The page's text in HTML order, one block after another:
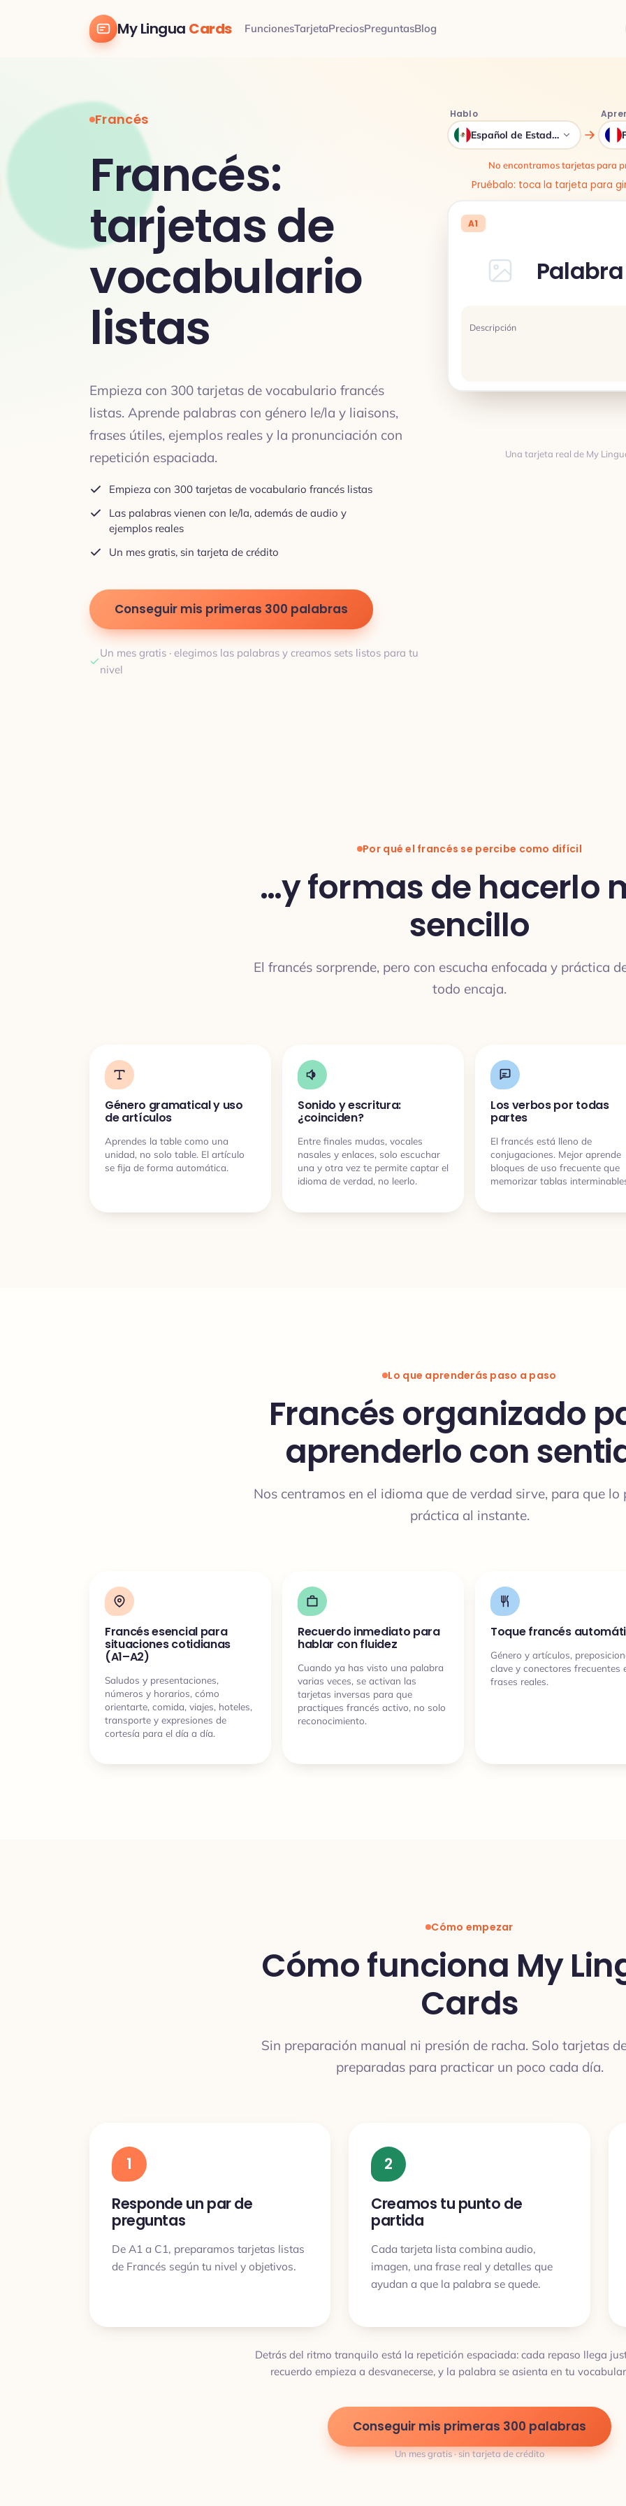
My Lingua Cards FuncionesTarjetaPreciosPreguntasBlog
Francés
Francés:
tarjetas de
vocabulario
listas
Empieza con 300 tarjetas de vocabulario francés
listas. Aprende palabras con género le/la y liaisons,
frases útiles, ejemplos reales y la pronunciación con
repetición espaciada.
Empieza con 300 tarjetas de vocabulario francés listas
Las palabras vienen con le/la, además de audio y
ejemplos reales
Un mes gratis, sin tarjeta de crédito
Conseguir mis primeras 300 palabras
Un mes gratis · elegimos las palabras y creamos sets listos para tu
nivel
Hablo
Español de Estados Unidos
No encontramos tarjetas para
Pruébalo: toca la tarjeta para
A1
Palabra
Descripción
Una tarjeta real de My
Por qué el francés se percibe como difícil
…y formas de hacerlo
sencillo
El francés sorprende, pero con escucha enfocada y práctica
todo encaja.
Género gramatical y uso
de artículos
Aprendes la table como una
unidad, no solo table. El artículo
se fija de forma automática.
Sonido y escritura:
¿coinciden?
Entre finales mudas, vocales
nasales y enlaces, solo escuchar
una y otra vez te permite captar el
idioma de verdad, no leerlo.
Los verbos por todas
partes
El francés está lleno de
conjugaciones. Mejor aprende
bloques de uso frecuente que
memorizar tablas
Lo que aprenderás paso a paso
Francés organizado
aprenderlo con
Nos centramos en el idioma que de verdad sirve, para que lo
práctica al instante.
Francés esencial para
situaciones cotidianas
(A1–A2)
Saludos y presentaciones,
números y horarios, cómo
orientarte, comida, viajes, hoteles,
transporte y expresiones de
cortesía para el día a día.
Recuerdo inmediato para
hablar con fluidez
Cuando ya has visto una palabra
varias veces, se activan las
tarjetas inversas para que
practiques francés activo, no solo
reconocimiento.
Toque francés
Género y artículos,
clave y conectores frecuentes
frases reales.
Cómo empezar
Cómo funciona My
Cards
Sin preparación manual ni presión de racha. Solo tarjetas
preparadas para practicar un poco cada día.
1
Responde un par de
preguntas
De A1 a C1, preparamos tarjetas listas
de Francés según tu nivel y objetivos.
2
Creamos tu punto de
partida
Cada tarjeta lista combina audio,
imagen, una frase real y detalles que
ayudan a que la palabra se quede.
Detrás del ritmo tranquilo está la repetición espaciada: cada repaso llega
recuerdo empieza a desvanecerse, y la palabra se asienta en tu
Conseguir mis primeras 300 palabras
Un mes gratis · sin tarjeta de crédito